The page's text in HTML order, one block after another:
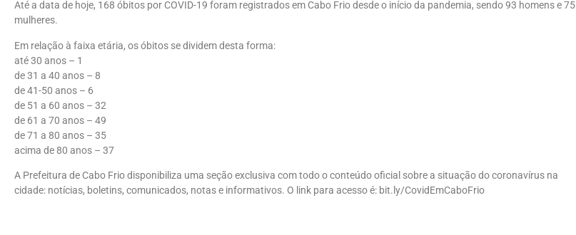
Até a data de hoje, 168 óbitos por COVID-19 foram registrados em Cabo Frio desde o início da pandemia, sendo 93 homens e 75
mulheres.
Em relação à faixa etária, os óbitos se dividem desta forma:
até 30 anos – 1
de 31 a 40 anos – 8
de 41-50 anos – 6
de 51 a 60 anos – 32
de 61 a 70 anos – 49
de 71 a 80 anos – 35
acima de 80 anos – 37
A Prefeitura de Cabo Frio disponibiliza uma seção exclusiva com todo o conteúdo oficial sobre a situação do coronavírus na
cidade: notícias, boletins, comunicados, notas e informativos. O link para acesso é: bit.ly/CovidEmCaboFrio